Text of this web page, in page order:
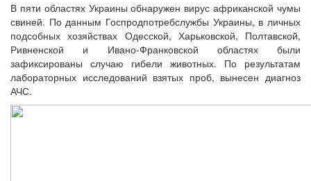
В пяти областях Украины обнаружен вирус африканской чумы
свиней. По данным Госпродпотребслужбы Украины, в личных
подсобных хозяйствах Одесской, Харьковской, Полтавской,
Ривненской и Ивано-Франковской областях были
зафиксированы случаю гибели животных. По результатам
лабораторных исследований взятых проб, вынесен диагноз
АЧС.